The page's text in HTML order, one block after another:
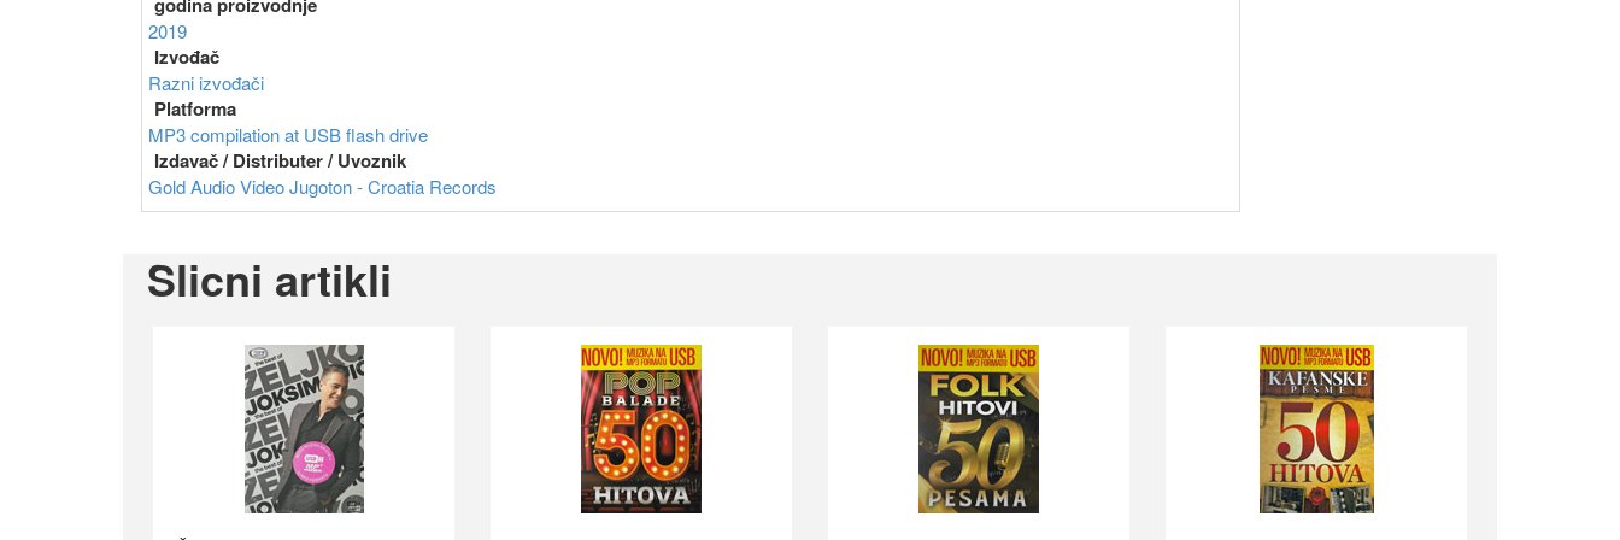
2019
Izvođač
Razni izvođači
Platforma
MP3 compilation at USB flash drive
Izdavač / Distributer / Uvoznik
Gold Audio VideoJugoton - Croatia Records
Slicni artikli